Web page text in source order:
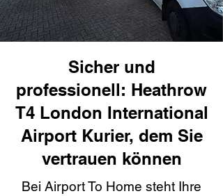
Sicher und
professionell: Heathrow
T4 London International
Airport Kurier, dem Sie
vertrauen können
Bei Airport To Home steht Ihre